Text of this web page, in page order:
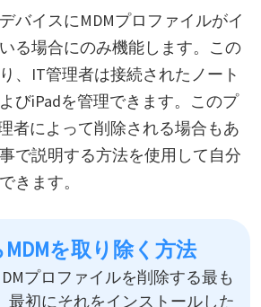
バイスにMDMプロファイルがイ
る場合にのみ機能します。この
、IT管理者は接続されたノート
びiPadを管理できます。このプ
者によって削除される場合もあ
で説明する方法を使用して自分
きます。
を取り除く方法
プロファイルを削除する最も
最初にそれをインストールした